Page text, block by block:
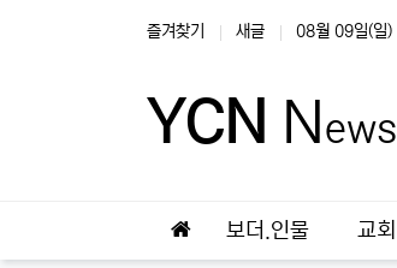
즐겨찾기 새글 08월 09일(일)
YCN N ews
보더.인물 교회
홈으로